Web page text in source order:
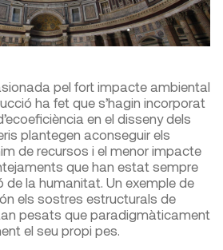
pel fort impacte ambiental
ha fet que s’hagin incorporat
en el disseny dels
plantegen aconseguir els
de recursos i el menor impacte
que han estat sempre
de la humanitat. Un exemple de
els sostres estructurals de
pesats que paradigmàticament
el seu propi pes.